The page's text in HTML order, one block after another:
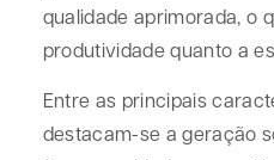
qualidade aprimorada, o
produtividade quanto a
Entre as principais
destacam-se a geração